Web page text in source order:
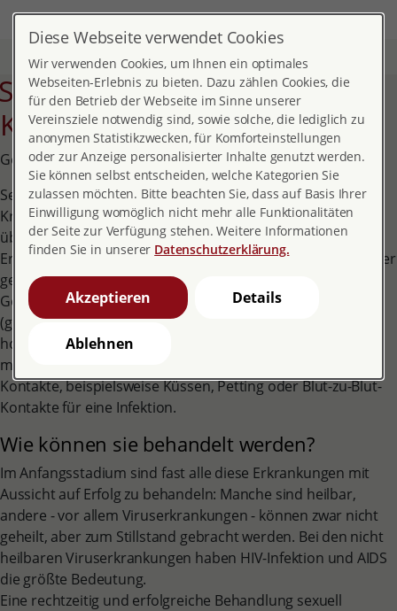
DE EN MENÜ
Start Themen Gesundheit Sexuell übertragbare Krankheiten
Krankheiten
Geschlechtskrankheiten
Sexuell übertragbare Krankheiten sind ansteckende
Krankheiten, die hauptsächlich durch sexuelle Kontakte
übertragen werden. Eine Infektion entsteht, wenn der
Erreger einer sexuell übertragbaren Krankheit in den Körper
gelangt. In der Regel erfolgt die Infektion durch den
Geschlechtsverkehr. Dabei ist es meist unerheblich, wie
(genital, oral-genital, anal) und mit wem (heterosexuell,
homosexuell) dieser Geschlechtsverkehr erfolgt. Bei
manchen Erregern genügen auch andere enge körperliche
Kontakte, beispielsweise Küssen, Petting oder Blut-zu-Blut-
Kontakte für eine Infektion.
Wie können sie behandelt werden?
Im Anfangsstadium sind fast alle diese Erkrankungen mit
Aussicht auf Erfolg zu behandeln: Manche sind heilbar,
andere - vor allem Viruserkrankungen - können zwar nicht
geheilt, aber zum Stillstand gebracht werden. Bei den nicht
heilbaren Viruserkrankungen haben HIV-Infektion und AIDS
die größte Bedeutung.
Eine rechtzeitig und erfolgreiche Behandlung sexuell
Diese Webseite verwendet Cookies
Wir verwenden Cookies, um Ihnen ein optimales
Webseiten-Erlebnis zu bieten. Dazu zählen Cookies, die
für den Betrieb der Webseite im Sinne unserer
Vereinsziele notwendig sind, sowie solche, die lediglich zu
anonymen Statistikzwecken, für Komforteinstellungen
oder zur Anzeige personalisierter Inhalte genutzt werden.
Sie können selbst entscheiden, welche Kategorien Sie
zulassen möchten. Bitte beachten Sie, dass auf Basis Ihrer
Einwilligung womöglich nicht mehr alle Funktionalitäten
der Seite zur Verfügung stehen. Weitere Informationen
finden Sie in unserer Datenschutzerklärung.
Akzeptieren Details
Ablehnen